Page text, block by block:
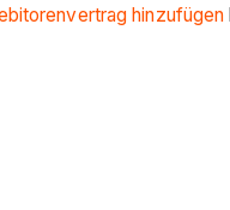
hinzufügen